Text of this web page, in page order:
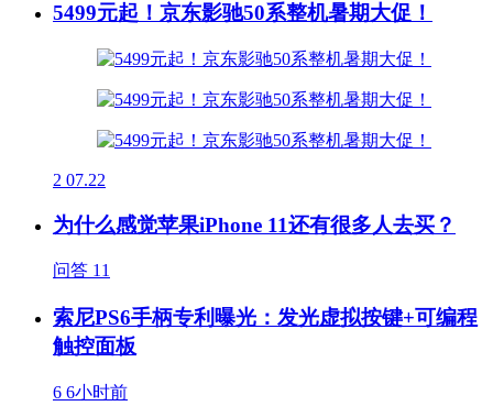
5499元起！京东影驰50系整机暑期大促！
2 07.22
为什么感觉苹果iPhone 11还有很多人去买？
问答 11
索尼PS6手柄专利曝光：发光虚拟按键+可编程
触控面板
6 6小时前